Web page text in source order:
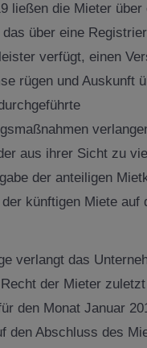
ließen die Mieter über
über eine
verfügt, einen
rügen und Auskunft
aus ihrer Sicht zu
der anteiligen
künftigen Miete auf
verlangt das
der Mieter
den Monat Januar
den Abschluss des